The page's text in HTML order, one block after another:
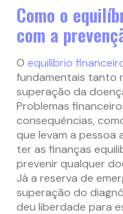
Como o
com a
O equilíbrio
fundamentais tanto
superação da
Problemas
consequências,
que levam a pessoa
ter as finanças
prevenir qualquer
Já a reserva de
superação do
deu liberdade para